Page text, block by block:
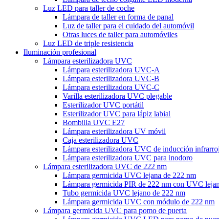
Luz LED para taller de coche
Lámpara de taller en forma de panal
Luz de taller para el cuidado del automóvil
Otras luces de taller para automóviles
Luz LED de triple resistencia
Iluminación profesional
Lámpara esterilizadora UVC
Lámpara esterilizadora UVC-A
Lámpara esterilizadora UVC-B
Lámpara esterilizadora UVC-C
Varilla esterilizadora UVC plegable
Esterilizador UVC portátil
Esterilizador UVC para lápiz labial
Bombilla UVC E27
Lámpara esterilizadora UV móvil
Caja esterilizadora UVC
Lámpara esterilizadora UVC de inducción
Lámpara esterilizadora UVC para inodoro
Lámpara esterilizadora UVC de 222 nm
Lámpara germicida UVC lejana de 222 nm
Lámpara germicida PIR de 222 nm con UVC
Tubo germicida UVC lejano de 222 nm
Lámpara germicida UVC con módulo de 222 nm
Lámpara germicida UVC para pomo de puerta